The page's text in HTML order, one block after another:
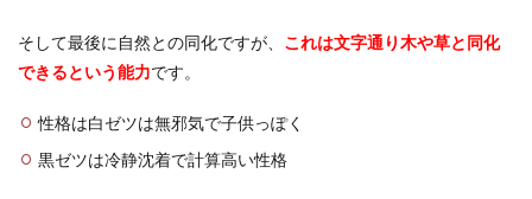
そして最後に自然との同化ですが、 これは文字通り木や草と同化
できるという能力です。
性格は白ゼツは無邪気で子供っぽく
黒ゼツは冷静沈着で計算高い性格